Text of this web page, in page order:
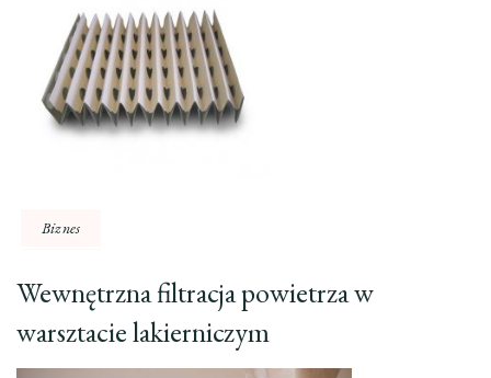
Biznes
Wewnętrzna filtracja powietrza w
warsztacie lakierniczym